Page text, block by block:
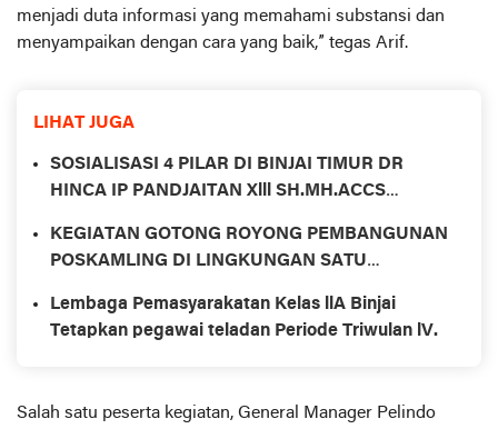
menjadi duta informasi yang memahami substansi dan
menyampaikan dengan cara yang baik,” tegas Arif.
LIHAT JUGA
SOSIALISASI 4 PILAR DI BINJAI TIMUR DR
HINCA IP PANDJAITAN Xlll SH.MH.ACCS
KEGIATAN GOTONG ROYONG PEMBANGUNAN
POSKAMLING DI LINGKUNGAN SATU
BINJAI TIMUR
Lembaga Pemasyarakatan Kelas llA Binjai
Tetapkan pegawai teladan Periode Triwulan lV.
Salah satu peserta kegiatan, General Manager Pelindo